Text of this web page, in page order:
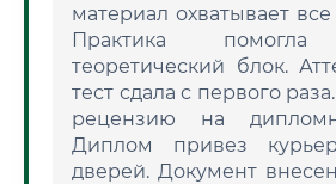
материал охватывает
Практика помогла
теоретический блок.
тест сдала с первого
рецензию на
Диплом привез
дверей. Документ